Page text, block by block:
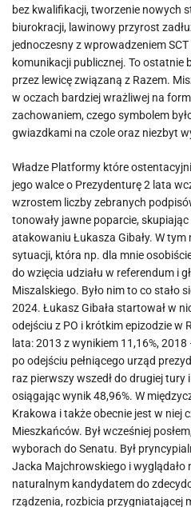
bez kwalifikacji, tworzenie nowych
biurokracji, lawinowy przyrost
jednoczesny z wprowadzeniem
komunikacji publicznej. To ostatnie
przez lewicę związaną z Razem.
w oczach bardziej wrażliwej na
zachowaniem, czego symbolem
gwiazdkami na czole oraz niezbyt
Władze Platformy które
jego walce o Prezydenturę 2 lata
wzrostem liczby zebranych
tonowały jawne poparcie,
atakowaniu Łukasza Gibały. W
sytuacji, która np. dla mnie
do wzięcia udziału w referendum i
Miszalskiego. Było nim to co stało
2024. Łukasz Gibała startował w
odejściu z PO i krótkim epizodzie w
lata: 2013 z wynikiem 11,16%,
po odejściu pełniącego urząd
raz pierwszy wszedł do drugiej tury
osiągając wynik 48,96%. W
Krakowa i także obecnie jest w niej
Mieszkańców. Był wcześniej
wyborach do Senatu. Był
Jacka Majchrowskiego i wyglądało
naturalnym kandydatem do
rządzenia, rozbicia przygniatającej